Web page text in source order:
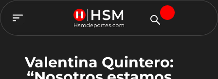
Valentina Quintero: